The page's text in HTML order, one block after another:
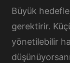
Büyük
gerektirir.
yönetilebilir